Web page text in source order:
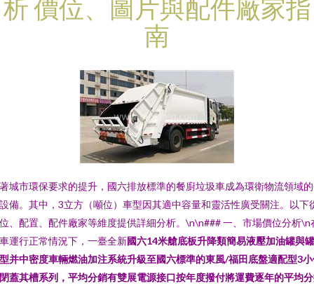
析 價位、圖片與配件廠家指
南
城市環保要求的提升，國六排放標準的餐廚垃圾車成為環衛物流領域
備。其中，3立方（噸位）車型因其適中容量和靈活性廣受關注。以下
、配置、配件廠家等維度提供詳細分析。\n\n### 一、市場價位分析\n
運行正常情況下，一臺全新國六14米艙底板升降類簡易液壓加油罐與
并中密度車輛燃油加注系統升級至國六標準的東風/福田底盤適配型3
蓋其槽系列，平均分銷有雙展電源接口按年度撥付將運費逐年的平均